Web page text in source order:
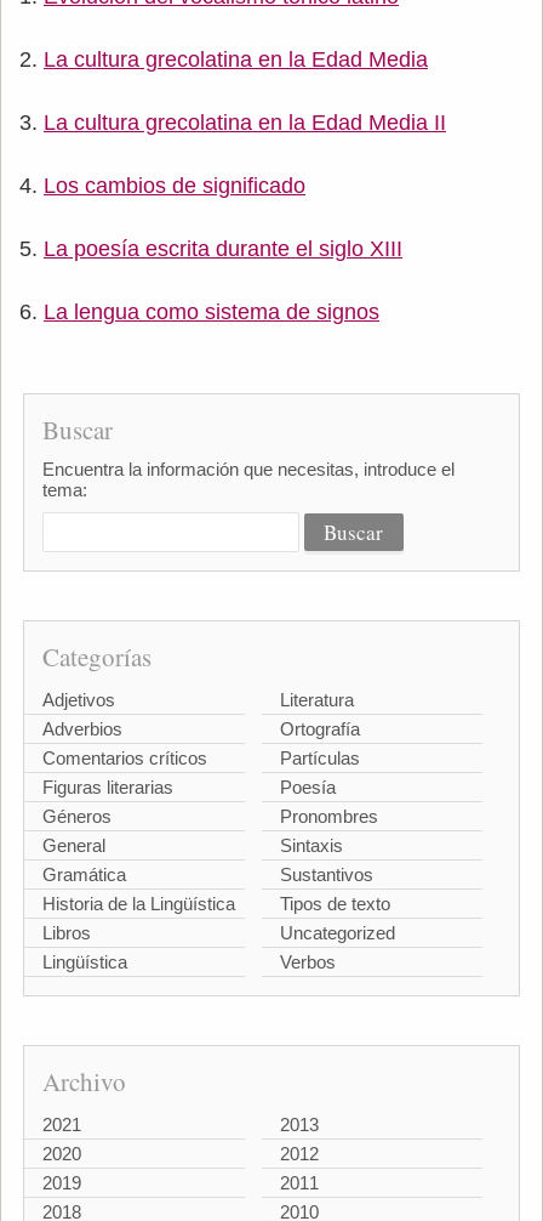
La cultura grecolatina en la Edad Media
La cultura grecolatina en la Edad Media II
Los cambios de significado
La poesía escrita durante el siglo XIII
La lengua como sistema de signos
Buscar
Encuentra la información que necesitas, introduce el
tema:
Categorías
Adjetivos
Adverbios
Comentarios críticos
Figuras literarias
Géneros
General
Gramática
Historia de la Lingüística
Libros
Lingüística
Literatura
Ortografía
Partículas
Poesía
Pronombres
Sintaxis
Sustantivos
Tipos de texto
Uncategorized
Verbos
Archivo
2021
2020
2019
2018
2013
2012
2011
2010